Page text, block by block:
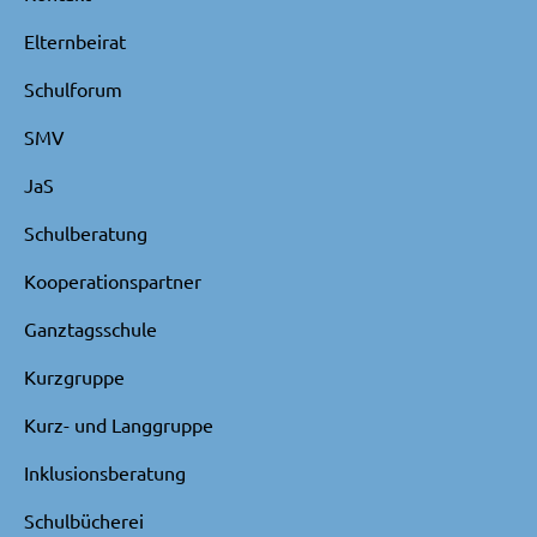
Elternbeirat
Schulforum
SMV
JaS
Schulberatung
Kooperationspartner
Ganztagsschule
Kurzgruppe
Kurz- und Langgruppe
Inklusionsberatung
Schulbücherei